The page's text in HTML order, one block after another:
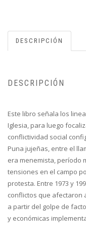
DESCRIPCIÓN
DESCRIPCIÓN
Este libro señala los
Iglesia, para luego
conflictividad social
Puna jujeñas, entre el
era menemista, período
tensiones en el campo
protesta. Entre 1973 y
conflictos que afectaron
a partir del golpe de
y económicas